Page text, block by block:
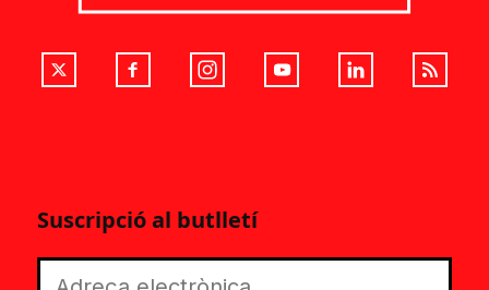
Suscripció al butlletí